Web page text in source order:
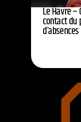
Le Havre –
contact du
d’absences